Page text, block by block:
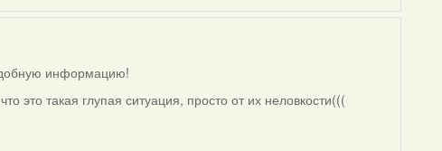
информацию!
это такая глупая ситуация, просто от их неловкости(((